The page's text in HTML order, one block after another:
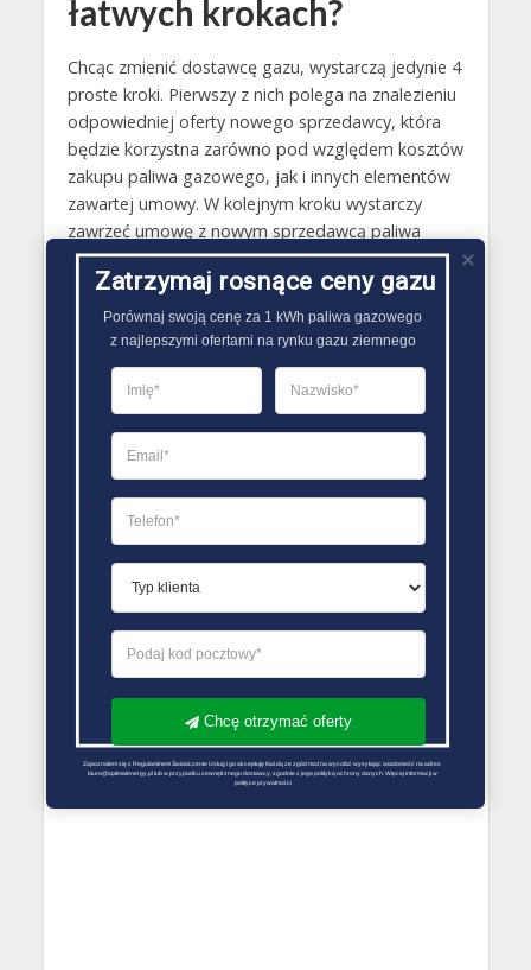
łatwych krokach?
Chcąc zmienić dostawcę gazu, wystarczą jedynie 4
proste kroki. Pierwszy z nich polega na znalezieniu
odpowiedniej oferty nowego sprzedawcy, która
będzie korzystna zarówno pod względem kosztów
zakupu paliwa gazowego, jak i innych elementów
zawartej umowy. W kolejnym kroku wystarczy
zawrzeć umowę z nowym sprzedawcą paliwa
gazowego oraz zadbać o jego upoważnienie, za
sprawą którego będzie on mógł wypowiedzieć
umowę ze starym sprzedawcą oraz załatwić
wszelkie sprawy. Trzeci krok to rozwiązanie starej
umowy i powiadomienie o tym Operatora Systemu
Dystrybucji gazu. Cały proces zakańcza się z kolei
faktur, a następne faktury będą już wystawiane
przez nowego dostawcę gazu ziemnego..
PORÓWNYWARKA OFERT GAZU
Zatrzymaj rosnące ceny gazu
Porównaj swoją cenę za 1 kWh paliwa gazowego
z najlepszymi ofertami na rynku gazu ziemnego
Chcę otrzymać oferty
Zapoznałem się z Regulaminem Świadczenie Usług i go akceptuję Każdą ze zgód można wycofać wysyłając wiadomość na adres
biuro@optimalenergy.pl lub w przypadku zewnętrznego dostawcy, zgodnie z jego polityką ochrony danych. Więcej informacji w
polityce prywatności